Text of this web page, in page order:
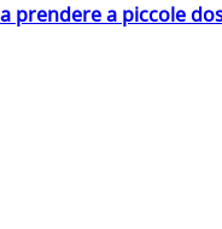
prendere a piccole